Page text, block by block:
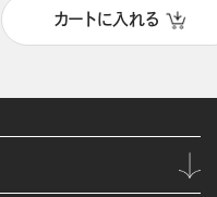
カートに入れる